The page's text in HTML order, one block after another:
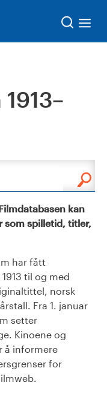
kan
som spilletid, titler,
har fått
til og med
norsk
Fra 1. januar
setter
Kinoene og
å informere
for